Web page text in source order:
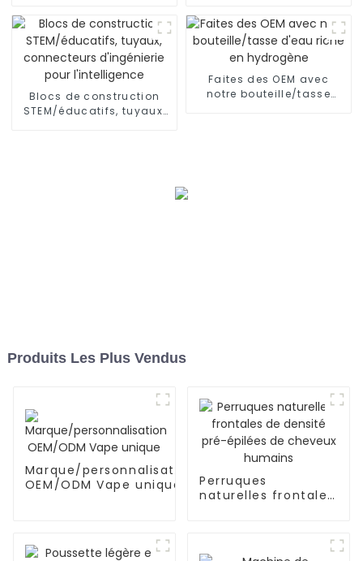
séance d'entraînement
mains libres et portable
Blocs de construction
STEM/éducatifs, tuyaux,
Faites des OEM avec
notre bouteille/tasse
Produits Les Plus Vendus
Marque/personnalisation
OEM/ODM Vape unique
Perruques
naturelles frontales